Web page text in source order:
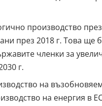
производство
през 2018 г. Това ще
членки за
г.
на
на енергия в